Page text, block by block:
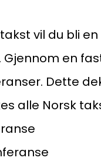
vil du bli
en
Dette
alle Norsk